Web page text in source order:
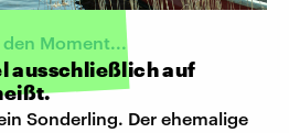
Moment...
ausschließlich auf
Sonderling. Der ehemalige